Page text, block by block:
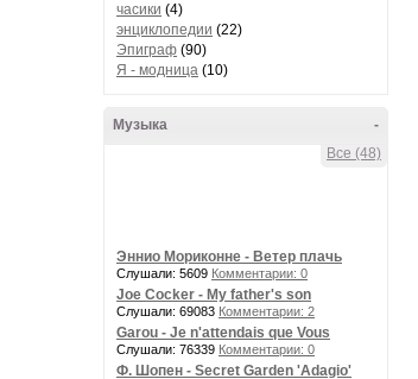
часики (4)
энциклопедии (22)
Эпиграф (90)
Я - модница (10)
-
Музыка
Все (48)
Эннио Мориконне - Ветер плачь
Слушали: 5609 Комментарии: 0
Joe Cocker - My father's son
Слушали: 69083 Комментарии: 2
Garou - Je n'attendais que Vous
Слушали: 76339 Комментарии: 0
Ф. Шопен - Secret Garden 'Adagio'